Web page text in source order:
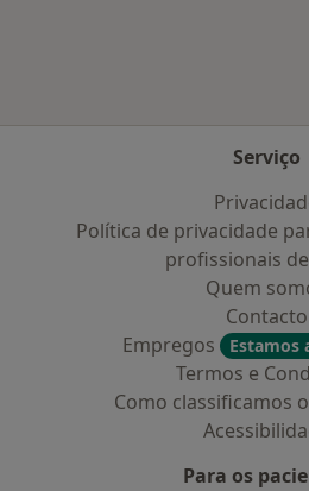
Serviço
Política de privacidade
profissionais
Quem
Contacto
Empregos
Estamos
Termos e
Como classificamos
Para os